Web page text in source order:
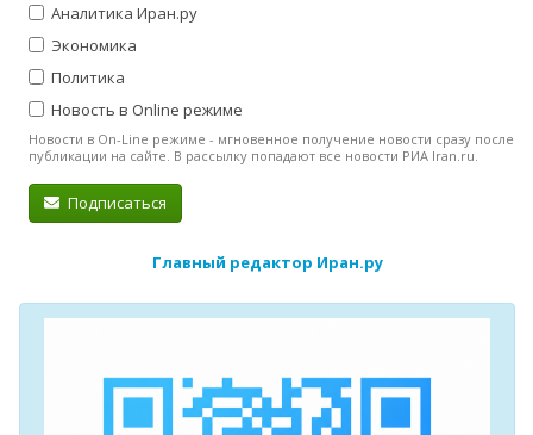
Аналитика Иран.ру
Экономика
Политика
Новость в Online режиме
Новости в On-Line режиме - мгновенное получение новости сразу после
публикации на сайте. В рассылку попадают все новости РИА Iran.ru.
Подписаться
Главный редактор Иран.ру